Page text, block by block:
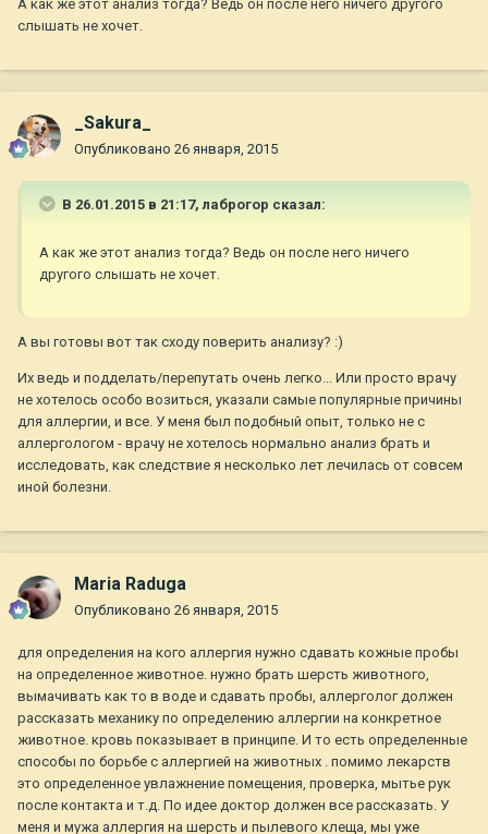
А как же этот анализ тогда? Ведь он после него ничего другого
слышать не хочет.
_Sakura_
Опубликовано 26 января, 2015
В 26.01.2015 в 21:17, лаброгор сказал:
А как же этот анализ тогда? Ведь он после него ничего
другого слышать не хочет.
А вы готовы вот так сходу поверить анализу? :)
Их ведь и подделать/перепутать очень легко... Или просто врачу
не хотелось особо возиться, указали самые популярные причины
для аллергии, и все. У меня был подобный опыт, только не с
аллергологом - врачу не хотелось нормально анализ брать и
исследовать, как следствие я несколько лет лечилась от совсем
иной болезни.
Maria Raduga
Опубликовано 26 января, 2015
для определения на кого аллергия нужно сдавать кожные пробы
на определенное животное. нужно брать шерсть животного,
вымачивать как то в воде и сдавать пробы, аллерголог должен
рассказать механику по определению аллергии на конкретное
животное. кровь показывает в принципе. И то есть определенные
способы по борьбе с аллергией на животных . помимо лекарств
это определенное увлажнение помещения, проверка, мытье рук
после контакта и т.д. По идее доктор должен все рассказать. У
меня и мужа аллергия на шерсть и пылевого клеща, мы уже